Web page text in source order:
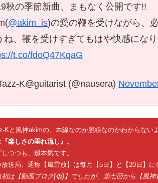
秋の季節新曲、まもなく公開です!!
@akim_is)の愛の鞭を受けながら、
ね、鞭を受けすぎてもはや快感にな
t.co/fdoQ47KqaG
K@guitarist (@nausera)
Kと風神akimの、本線なのか脱線なのかわからない
『楽しさの垂れ流し』 。
つつも、超本気です。
送局、通称【風雷放】は毎月【5日】と【20日】に
は【動画ブログ(仮)】でしたが、第七回から【風神